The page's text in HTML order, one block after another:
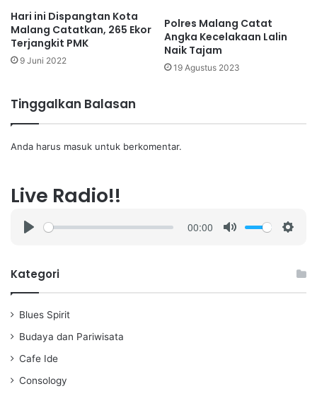
Hari ini Dispangtan Kota
Malang Catatkan, 265 Ekor
Terjangkit PMK
9 Juni 2022
Polres Malang Catat
Angka Kecelakaan Lalin
Naik Tajam
19 Agustus 2023
Tinggalkan Balasan
Anda harus masuk untuk berkomentar.
Live Radio!!
a
00:00
Kategori
Blues Spirit
Budaya dan Pariwisata
Cafe Ide
Consology